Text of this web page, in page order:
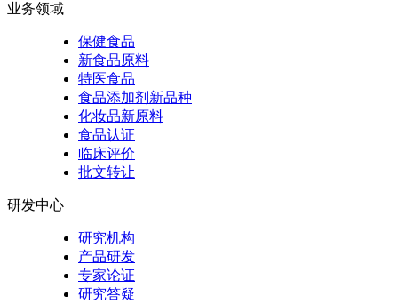
业务领域
保健食品
新食品原料
特医食品
食品添加剂新品种
化妆品新原料
食品认证
临床评价
批文转让
研发中心
研究机构
产品研发
专家论证
研究答疑